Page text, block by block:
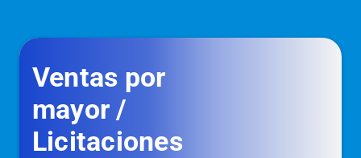
Ventas por
mayor /
Licitaciones